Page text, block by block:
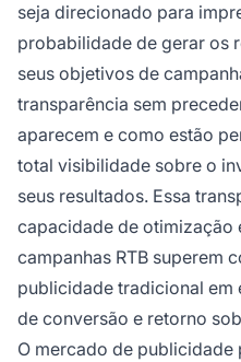
seja direcionado para
probabilidade de gerar os
seus objetivos de
transparência sem
aparecem e como estão
total visibilidade sobre o
seus resultados. Essa
capacidade de otimização
campanhas RTB superem
publicidade tradicional em
de conversão e retorno
O mercado de